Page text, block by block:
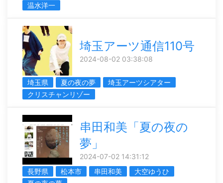
温水洋一
埼玉アーツ通信110号
2024-08-02 03:38:08
埼玉県 夏の夜の夢
埼玉アーツシアター
クリスチャンリゾー
串田和美「夏の夜の
夢」
2024-07-02 14:31:12
長野県
松本市 串田和美
大空ゆうひ